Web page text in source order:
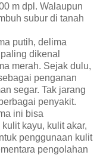
m dpl. Walaupun
subur di tanah
putih, delima
dikenal
merah. Sejak dulu,
penganan
segar. Tak jarang
penyakit.
ini bisa
kayu, kulit akar,
penggunaan kulit
pengolahan